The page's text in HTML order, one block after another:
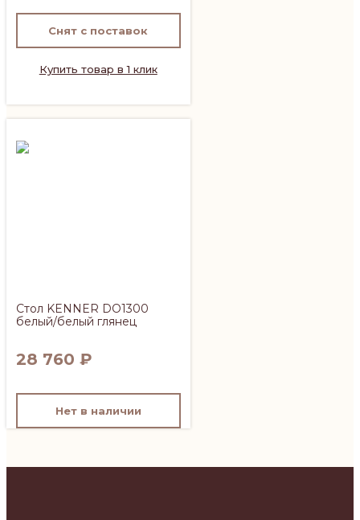
Снят с поставок
Купить товар в 1 клик
Стол KENNER DO1300
белый/белый глянец
28 760 ₽
Нет в наличии